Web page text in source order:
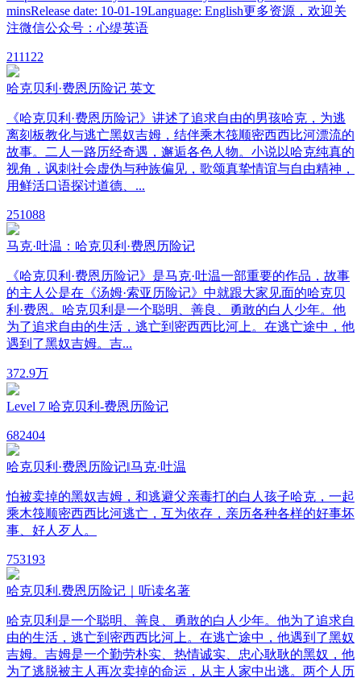
minsRelease date: 10-01-19Language: English更多资源，欢迎关
注微信公众号：心缇英语
211122
哈克贝利·费恩历险记 英文
《哈克贝利·费恩历险记》讲述了追求自由的男孩哈克，为逃
离刻板教化与逃亡黑奴吉姆，结伴乘木筏顺密西西比河漂流的
故事。二人一路历经奇遇，邂逅各色人物。小说以哈克纯真的
视角，讽刺社会虚伪与种族偏见，歌颂真挚情谊与自由精神，
用鲜活口语探讨道德、...
251088
马克·吐温：哈克贝利·费恩历险记
《哈克贝利·费恩历险记》是马克·吐温一部重要的作品，故事
的主人公是在《汤姆·索亚历险记》中就跟大家见面的哈克贝
利·费恩。哈克贝利是一个聪明、善良、勇敢的白人少年。他
为了追求自由的生活，逃亡到密西西比河上。在逃亡途中，他
遇到了黑奴吉姆。吉...
372.9万
Level 7 哈克贝利-费恩历险记
682404
哈克贝利·费恩历险记‖马克·吐温
怕被卖掉的黑奴吉姆，和逃避父亲毒打的白人孩子哈克，一起
乘木筏顺密西西比河逃亡，互为依存，亲历各种各样的好事坏
事、好人歹人。
753193
哈克贝利.费恩历险记｜听读名著
哈克贝利是一个聪明、善良、勇敢的白人少年。他为了追求自
由的生活，逃亡到密西西比河上。在逃亡途中，他遇到了黑奴
吉姆。吉姆是一个勤劳朴实、热情诚实、忠心耿耿的黑奴，他
为了逃脱被主人再次卖掉的命运，从主人家中出逃。两个人历